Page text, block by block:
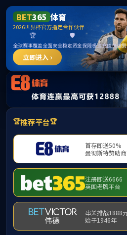
英国上市公司官网365(认
提示：访问地址无效，17094/
首页